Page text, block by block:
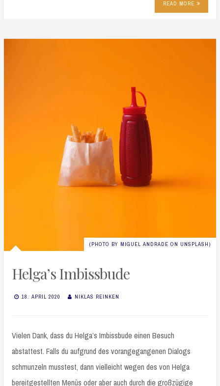
READ MORE
(PHOTO BY MIGUEL ANDRADE ON UNSPLASH)
Helga’s Imbissbude
18. APRIL 2020 NIKLAS REINKEN
Vielen Dank, dass du Helga’s Imbissbude einen Besuch
abstattest. Falls du aufgrund des vorangegangenen Dialogs
schmunzeln musstest, dann vielleicht wegen des von Helga
bereitgestellten Menüs oder aber auch durch die großzügige